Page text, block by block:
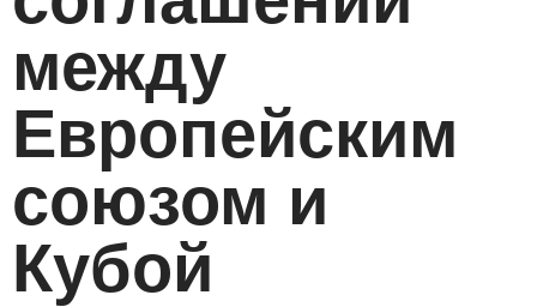
между
Европейским
союзом и
Кубой